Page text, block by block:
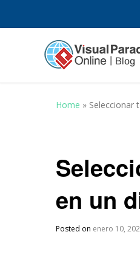
Home » Seleccionar
en un
Posted on enero 10,